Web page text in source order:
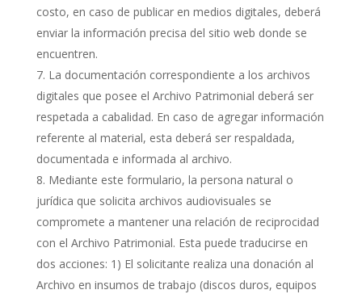
costo, en caso de publicar en medios digitales, deberá
enviar la información precisa del sitio web donde se
encuentren.
La documentación correspondiente a los archivos
digitales que posee el Archivo Patrimonial deberá ser
respetada a cabalidad. En caso de agregar información
referente al material, esta deberá ser respaldada,
documentada e informada al archivo.
Mediante este formulario, la persona natural o
jurídica que solicita archivos audiovisuales se
compromete a mantener una relación de reciprocidad
con el Archivo Patrimonial. Esta puede traducirse en
dos acciones: 1) El solicitante realiza una donación al
Archivo en insumos de trabajo (discos duros, equipos